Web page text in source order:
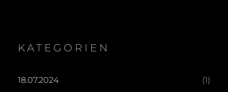
KATEGORIEN
18.07.2024 (1)